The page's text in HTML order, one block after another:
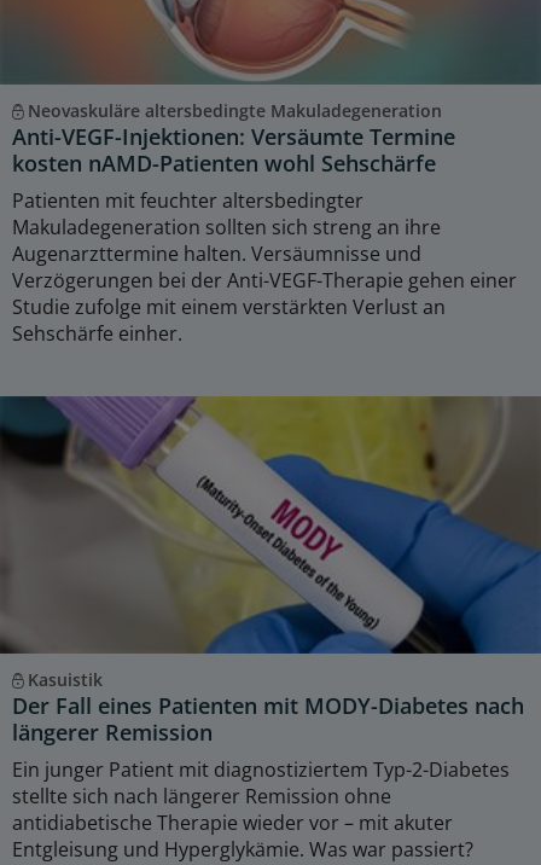
Neovaskuläre altersbedingte Makuladegeneration
Anti-VEGF-Injektionen: Versäumte Termine
kosten nAMD-Patienten wohl Sehschärfe
Patienten mit feuchter altersbedingter
Makuladegeneration sollten sich streng an ihre
Augenarzttermine halten. Versäumnisse und
Verzögerungen bei der Anti-VEGF-Therapie gehen einer
Studie zufolge mit einem verstärkten Verlust an
Sehschärfe einher.
Kasuistik
Der Fall eines Patienten mit MODY-Diabetes nach
längerer Remission
Ein junger Patient mit diagnostiziertem Typ-2-Diabetes
stellte sich nach längerer Remission ohne
antidiabetische Therapie wieder vor – mit akuter
Entgleisung und Hyperglykämie. Was war passiert?